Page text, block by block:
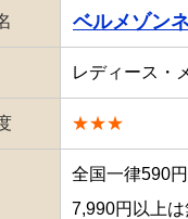
ベルメゾン
レディース・
★★★
全国一律590円
7,990円以上